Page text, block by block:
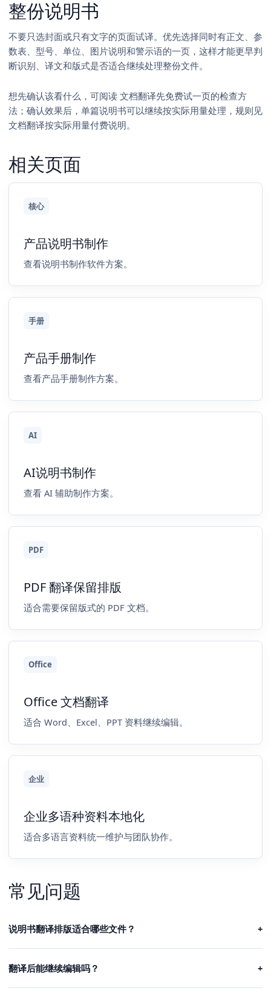
整份说明书
不要只选封面或只有文字的页面试译。优先选择同时有正文、参
数表、型号、单位、图片说明和警示语的一页，这样才能更早判
断识别、译文和版式是否适合继续处理整份文件。
想先确认该看什么，可阅读 文档翻译先免费试一页的检查方
法 ；确认效果后，单篇说明书可以继续按实际用量处理，规则见
文档翻译按实际用量付费说明。
相关页面
核心
产品说明书制作
查看说明书制作软件方案。
手册
产品手册制作
查看产品手册制作方案。
AI
AI说明书制作
查看 AI 辅助制作方案。
PDF
PDF 翻译保留排版
适合需要保留版式的 PDF 文档。
Office
Office 文档翻译
适合 Word、Excel、PPT 资料继续编辑。
企业
企业多语种资料本地化
适合多语言资料统一维护与团队协作。
常见问题
说明书翻译排版适合哪些文件？ +
翻译后能继续编辑吗？ +